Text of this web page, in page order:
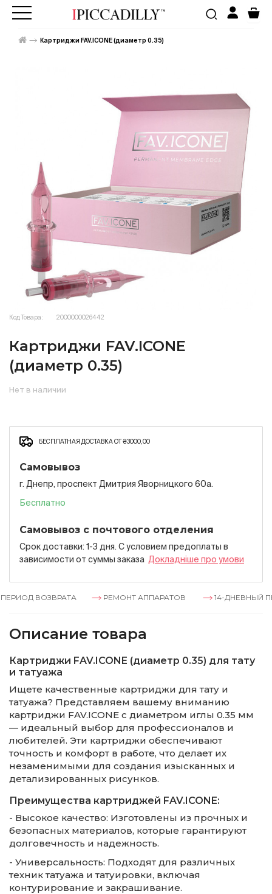
Картриджи FAV.ICONE (диаметр 0.35)
Код Товара: 2000000026442
Картриджи FAV.ICONE
(диаметр 0.35)
Нет в наличии
БЕСПЛАТНАЯ ДОСТАВКА ОТ ₴3000,00
Самовывоз
г. Днепр, проспект Дмитрия Яворницкого 60а.
Бесплатно
Самовывоз с почтового отделения
Срок доставки: 1-3 дня. С условием предоплаты в
зависимости от суммы заказа Докладнiше про умови
ВОЗВРАТА РЕМОНТ АППАРАТОВ 14-ДНЕВНЫЙ
Описание товара
Картриджи FAV.ICONE (диаметр 0.35) для тату
и татуажа
Ищете качественные картриджи для тату и
татуажа? Представляем вашему вниманию
картриджи FAV.ICONE с диаметром иглы 0.35 мм
— идеальный выбор для профессионалов и
любителей. Эти картриджи обеспечивают
точность и комфорт в работе, что делает их
незаменимыми для создания изысканных и
детализированных рисунков.
Преимущества картриджей FAV.ICONE:
- Высокое качество: Изготовлены из прочных и
безопасных материалов, которые гарантируют
долговечность и надежность.
- Универсальность: Подходят для различных
техник татуажа и татуировки, включая
контурирование и закрашивание.